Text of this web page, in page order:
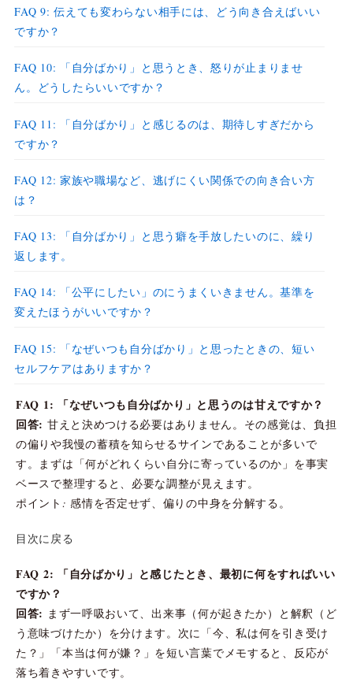
FAQ 9: 伝えても変わらない相手には、どう向き合えばいい
ですか？
FAQ 10: 「自分ばかり」と思うとき、怒りが止まりませ
ん。どうしたらいいですか？
FAQ 11: 「自分ばかり」と感じるのは、期待しすぎだから
ですか？
FAQ 12: 家族や職場など、逃げにくい関係での向き合い方
は？
FAQ 13: 「自分ばかり」と思う癖を手放したいのに、繰り
返します。
FAQ 14: 「公平にしたい」のにうまくいきません。基準を
変えたほうがいいですか？
FAQ 15: 「なぜいつも自分ばかり」と思ったときの、短い
セルフケアはありますか？
FAQ 1: 「なぜいつも自分ばかり」と思うのは甘えですか？
回答: 甘えと決めつける必要はありません。その感覚は、負担
の偏りや我慢の蓄積を知らせるサインであることが多いで
す。まずは「何がどれくらい自分に寄っているのか」を事実
ベースで整理すると、必要な調整が見えます。
ポイント: 感情を否定せず、偏りの中身を分解する。
目次に戻る
FAQ 2: 「自分ばかり」と感じたとき、最初に何をすればいい
ですか？
回答: まず一呼吸おいて、出来事（何が起きたか）と解釈（ど
う意味づけたか）を分けます。次に「今、私は何を引き受け
た？」「本当は何が嫌？」を短い言葉でメモすると、反応が
落ち着きやすいです。